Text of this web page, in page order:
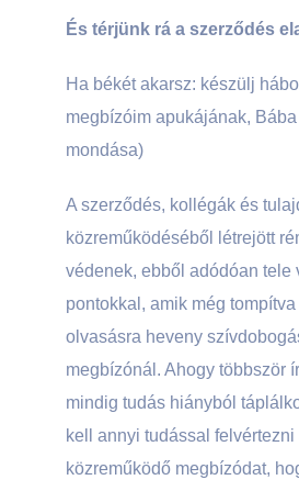
És térjünk rá a szerződés
Ha békét akarsz: készülj
megbízóim apukájának,
mondása)
A szerződés, kollégák és
közreműködéséből létrejött
védenek, ebből adódóan tele
pontokkal, amik még
olvasásra heveny
megbízónál. Ahogy többször
mindig tudás hiányból
kell annyi tudással felvértezni
közreműködő megbízódat,